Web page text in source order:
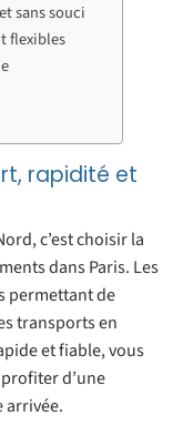
sans souci
flexibles
rapidité et
c’est choisir la
dans Paris. Les
permettant de
transports en
et fiable, vous
d’une
arrivée.